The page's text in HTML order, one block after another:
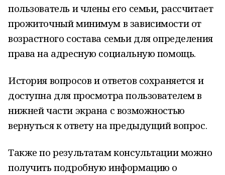
пользователь и члены его семьи, рассчитает
прожиточный минимум в зависимости от
возрастного состава семьи для определения
права на адресную социальную помощь.
История вопросов и ответов сохраняется и
доступна для просмотра пользователем в
нижней части экрана с возможностью
вернуться к ответу на предыдущий вопрос.
Также по результатам консультации можно
получить подробную информацию о